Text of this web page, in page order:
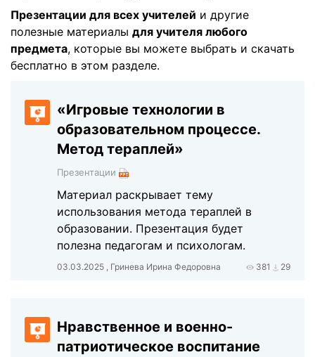
Презентации для всех учителей и другие
полезные материалы для учителя любого
предмета, которые вы можете выбрать и скачать
бесплатно в этом разделе.
«Игровые технологии в
образовательном процессе.
Метод тераплей»
Презентации
Материал раскрывает тему
использования метода тераплей в
образовании. Презентация будет
полезна педагогам и психологам.
03.03.2025 , Гринева Ирина Федоровна 381 29
Нравственное и военно-
патриотическое воспитание